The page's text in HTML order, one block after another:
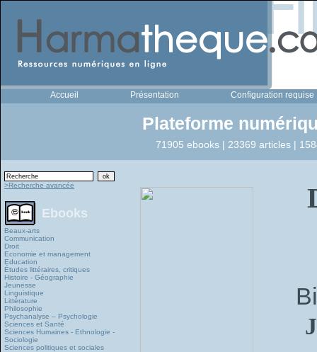
Accueil Présentation Configuration requise
Plateforme
71905 ebooks | 23369 articles |
>Recherche avancée
Ebooks
Beaux-arts
Communication
Droit
Economie et management
Education
Études littéraires, critiques
Histoire - Géographie
Jeunesse
Linguistique
Littérature
Philosophie
Psychanalyse – Psychologie
Sciences et Santé
Sciences Humaines - Ethnologie -
Sociologie
Sciences politiques et sociales